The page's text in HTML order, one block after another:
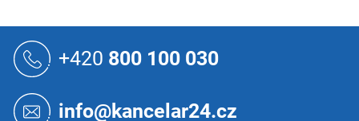
+420 800 100 030
info@kancelar24.cz